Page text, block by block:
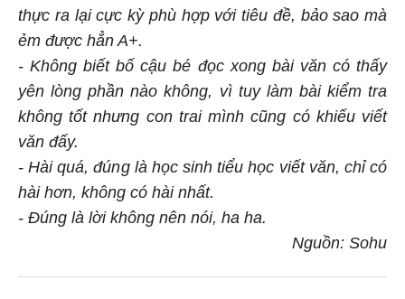
thực ra lại cực kỳ phù hợp với tiêu đề, bảo sao mà
ẻm được hẳn A+.
- Không biết bố cậu bé đọc xong bài văn có thấy
yên lòng phần nào không, vì tuy làm bài kiểm tra
không tốt nhưng con trai mình cũng có khiếu viết
văn đấy.
- Hài quá, đúng là học sinh tiểu học viết văn, chỉ có
hài hơn, không có hài nhất.
- Đúng là lời không nên nói, ha ha.
Nguồn: Sohu